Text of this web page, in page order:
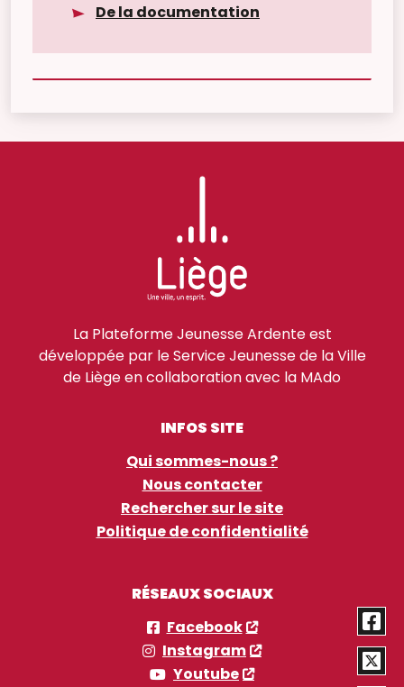
De la documentation
La Plateforme Jeunesse Ardente est
développée par le Service Jeunesse de la Ville
de Liège en collaboration avec la MAdo
INFOS SITE
Qui sommes-nous ?
Nous contacter
Rechercher sur le site
Politique de confidentialité
RÉSEAUX SOCIAUX
Facebook
Instagram
Youtube